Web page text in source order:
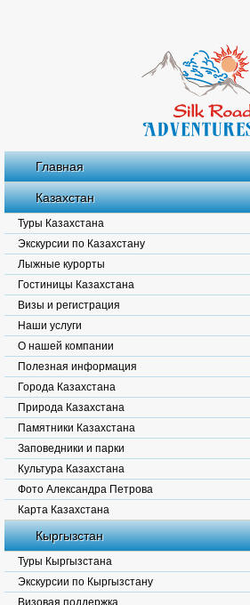
Главная
Казахстан
Туры Казахстана
Экскурсии по Казахстану
Лыжные курорты
Гостиницы Казахстана
Визы и регистрация
Наши услуги
О нашей компании
Полезная информация
Города Казахстана
Природа Казахстана
Памятники Казахстана
Заповедники и парки
Культура Казахстана
Фото Александра Петрова
Карта Казахстана
Кыргызстан
Туры Кыргызстана
Экскурсии по Кыргызстану
Визовая поддержка